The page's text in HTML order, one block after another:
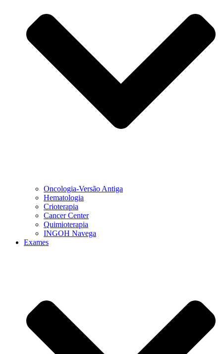
Oncologia-Versão Antiga
Hematologia
Crioterapia
Cancer Center
Quimioterapia
INGOH Navega
Exames